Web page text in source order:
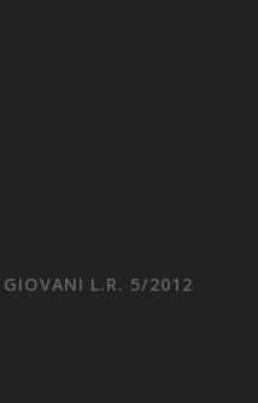
GIOVANI L.R. 5/2012